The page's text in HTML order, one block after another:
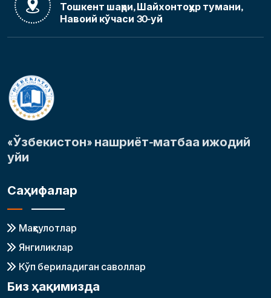
Тошкент шаҳри, Шайхонтоҳур тумани,
Навоий кўчаси 30-уй
«Ўзбекистон» нашриёт-матбаа ижодий
уйи
Саҳифалар
Маҳсулотлар
Янгиликлар
Кўп бериладиган саволлар
Биз ҳақимизда